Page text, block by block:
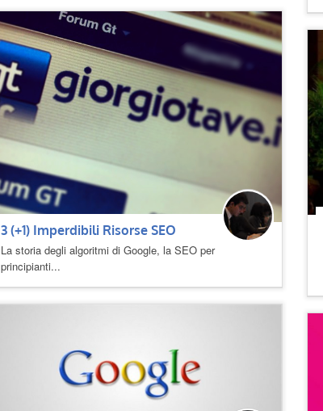
3 (+1) Imperdibili Risorse SEO
La storia degli algoritmi di Google, la SEO per
principianti...